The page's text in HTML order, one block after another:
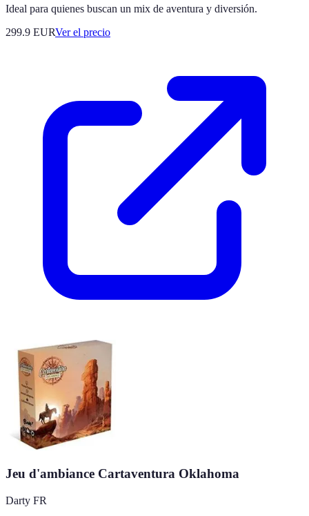
Ideal para quienes buscan un mix de aventura y diversión.
299.9 EURVer el precio
Jeu d'ambiance Cartaventura Oklahoma
Darty FR